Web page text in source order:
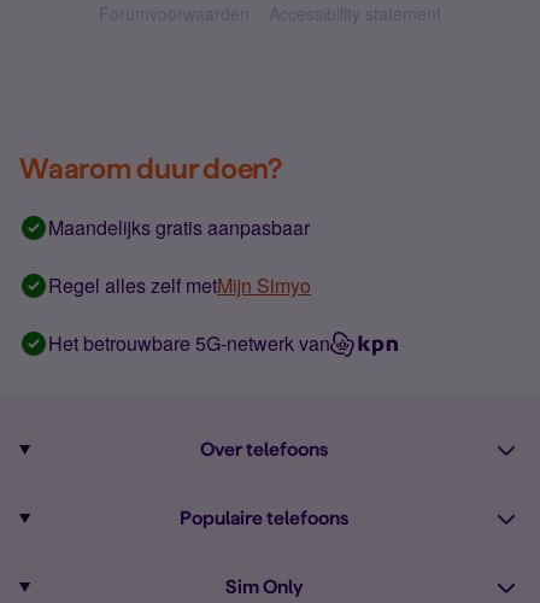
Forumvoorwaarden Accessibility statement
Waarom duur doen?
Maandelijks gratis aanpasbaar
Regel alles zelf metMijn Simyo
Het betrouwbare 5G-netwerk van
Over telefoons
Alle telefoons
Populaire telefoons
Sim Only